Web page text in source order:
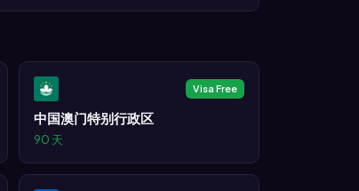
Visa Free
中国澳门特别行政区
90 天